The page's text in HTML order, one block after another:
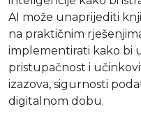
AI može unaprijediti
na praktičnim
implementirati kako bi
pristupačnost i
izazova, sigurnosti
digitalnom dobu.